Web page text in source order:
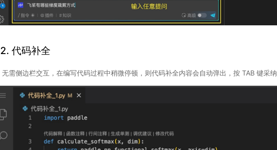
2. 代码补全
无需侧边栏交互，在编写代码过程中稍微停顿，则代码补全内容会自动弹出，按 TAB 键采纳